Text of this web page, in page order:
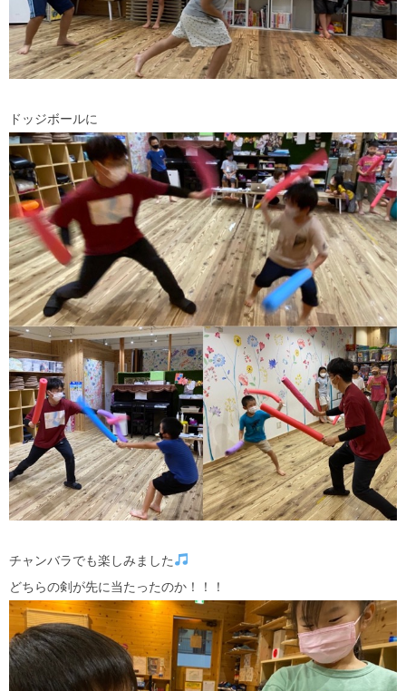
ドッジボールに
チャンバラでも楽しみました
どちらの剣が先に当たったのか！！！